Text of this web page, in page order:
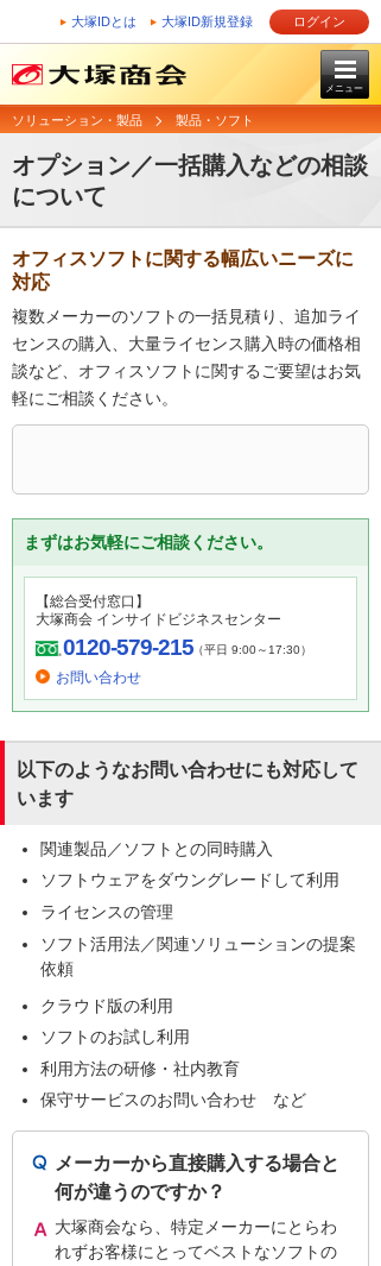
大塚IDとは 大塚ID新規登録 ログイン
メニュー
ソリューション・製品 製品・ソフト
オプション／一括購入などの相談
について
オフィスソフトに関する幅広いニーズに
対応
複数メーカーのソフトの一括見積り、追加ライ
センスの購入、大量ライセンス購入時の価格相
談など、オフィスソフトに関するご要望はお気
軽にご相談ください。
まずはお気軽にご相談ください。
【総合受付窓口】
大塚商会 インサイドビジネスセンター
0120-579-215（平日 9:00～17:30）
お問い合わせ
以下のようなお問い合わせにも対応して
います
関連製品／ソフトとの同時購入
ソフトウェアをダウングレードして利用
ライセンスの管理
ソフト活用法／関連ソリューションの提案
依頼
クラウド版の利用
ソフトのお試し利用
利用方法の研修・社内教育
保守サービスのお問い合わせ など
メーカーから直接購入する場合と
何が違うのですか？
大塚商会なら、特定メーカーにとらわ
れずお客様にとってベストなソフトの